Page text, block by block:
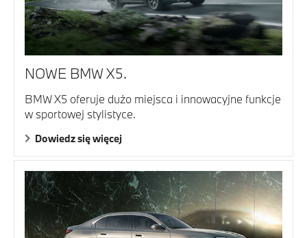
NOWE BMW X5.
BMW X5 oferuje dużo miejsca i innowacyjne funkcje
w sportowej stylistyce.
Dowiedz się więcej